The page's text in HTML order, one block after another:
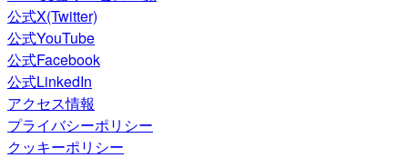
公式X(Twitter)
公式YouTube
公式Facebook
公式LinkedIn
アクセス情報
プライバシーポリシー
クッキーポリシー